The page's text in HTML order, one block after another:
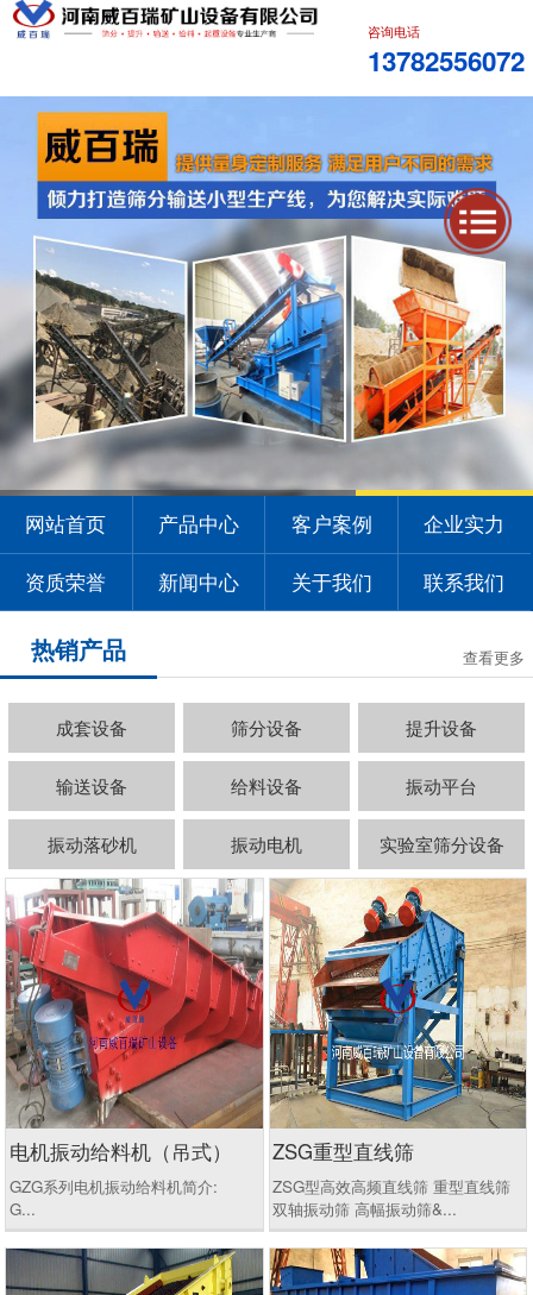
咨询电话
13782556072
1 2 3
网站首页 产品中心 客户案例 企业实力
资质荣誉 新闻中心 关于我们 联系我们
查看更多
热销产品
成套设备 筛分设备 提升设备
输送设备 给料设备 振动平台
振动落砂机 振动电机 实验室筛分设备
电机振动给料机（吊式）
GZG系列电机振动给料机简介:
G...
ZSG重型直线筛
ZSG型高效高频直线筛 重型直线筛
双轴振动筛 高幅振动筛&...